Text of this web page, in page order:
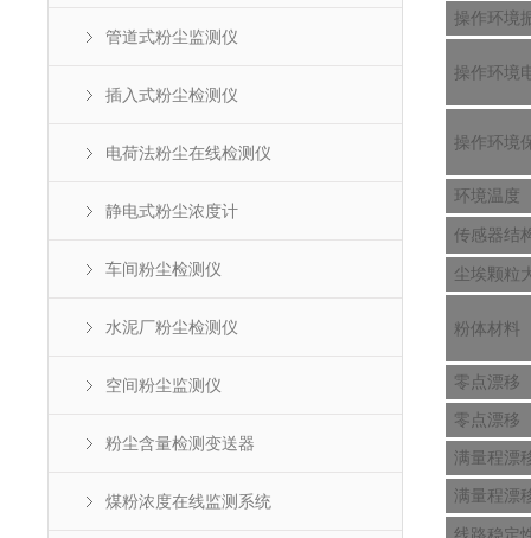
管道式粉尘监测仪
插入式粉尘检测仪
电荷法粉尘在线检测仪
静电式粉尘浓度计
车间粉尘检测仪
水泥厂粉尘检测仪
空间粉尘监测仪
粉尘含量检测变送器
煤粉浓度在线监测系统
操作环境
操作环境
操作环境
环境温度
传感器结
尘埃颗粒
粉体材料
零点漂移
零点漂移
满量程漂
满量程漂